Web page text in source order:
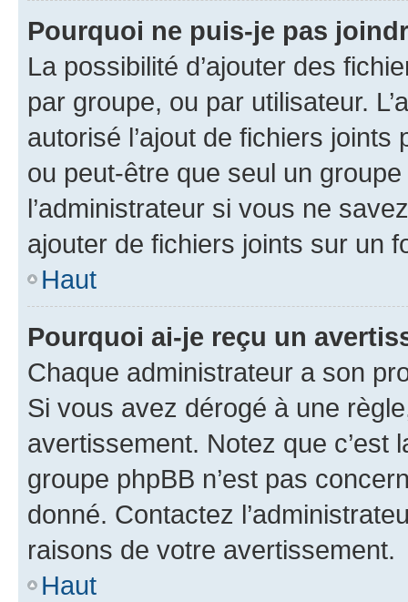
Pourquoi ne puis-je pas
La possibilité d’ajouter des
par groupe, ou par utilisateur.
autorisé l’ajout de fichiers
ou peut-être que seul un
l’administrateur si vous ne
ajouter de fichiers joints sur un
Haut
Pourquoi ai-je reçu un
Chaque administrateur a son
Si vous avez dérogé à une
avertissement. Notez que c’est
groupe phpBB n’est pas
donné. Contactez
raisons de votre avertissement.
Haut